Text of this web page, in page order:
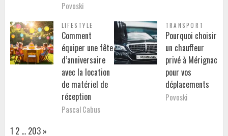
Povoski
LIFESTYLE
Comment
équiper une fête
d’anniversaire
avec la location
de matériel de
réception
Pascal Cabus
TRANSPORT
Pourquoi choisir
un chauffeur
privé à Mérignac
pour vos
déplacements
Povoski
Page:
1 2 … 203 Next
»